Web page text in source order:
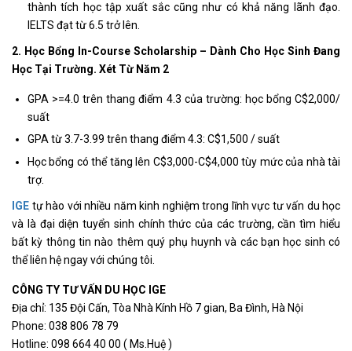
thành tích học tập xuất sắc cũng như có khả năng lãnh đạo.
IELTS đạt từ 6.5 trở lên.
2. Học Bổng In-Course Scholarship – Dành Cho Học Sinh Đang
Học Tại Trường. Xét Từ Năm 2
GPA >=4.0 trên thang điểm 4.3 của trường: học bổng C$2,000/
suất
GPA từ 3.7-3.99 trên thang điểm 4.3: C$1,500 / suất
Học bổng có thể tăng lên C$3,000-C$4,000 tùy mức của nhà tài
trợ.
IGE tự hào với nhiều năm kinh nghiệm trong lĩnh vực tư vấn du học
và là đại diện tuyển sinh chính thức của các trường, cần tìm hiểu
bất kỳ thông tin nào thêm quý phụ huynh và các bạn học sinh có
thể liên hệ ngay với chúng tôi.
CÔNG TY TƯ VẤN DU HỌC IGE
Địa chỉ: 135 Đội Cấn, Tòa Nhà Kính Hồ 7 gian, Ba Đình, Hà Nội
Phone: 038 806 78 79
Hotline: 098 664 40 00 ( Ms.Huệ )